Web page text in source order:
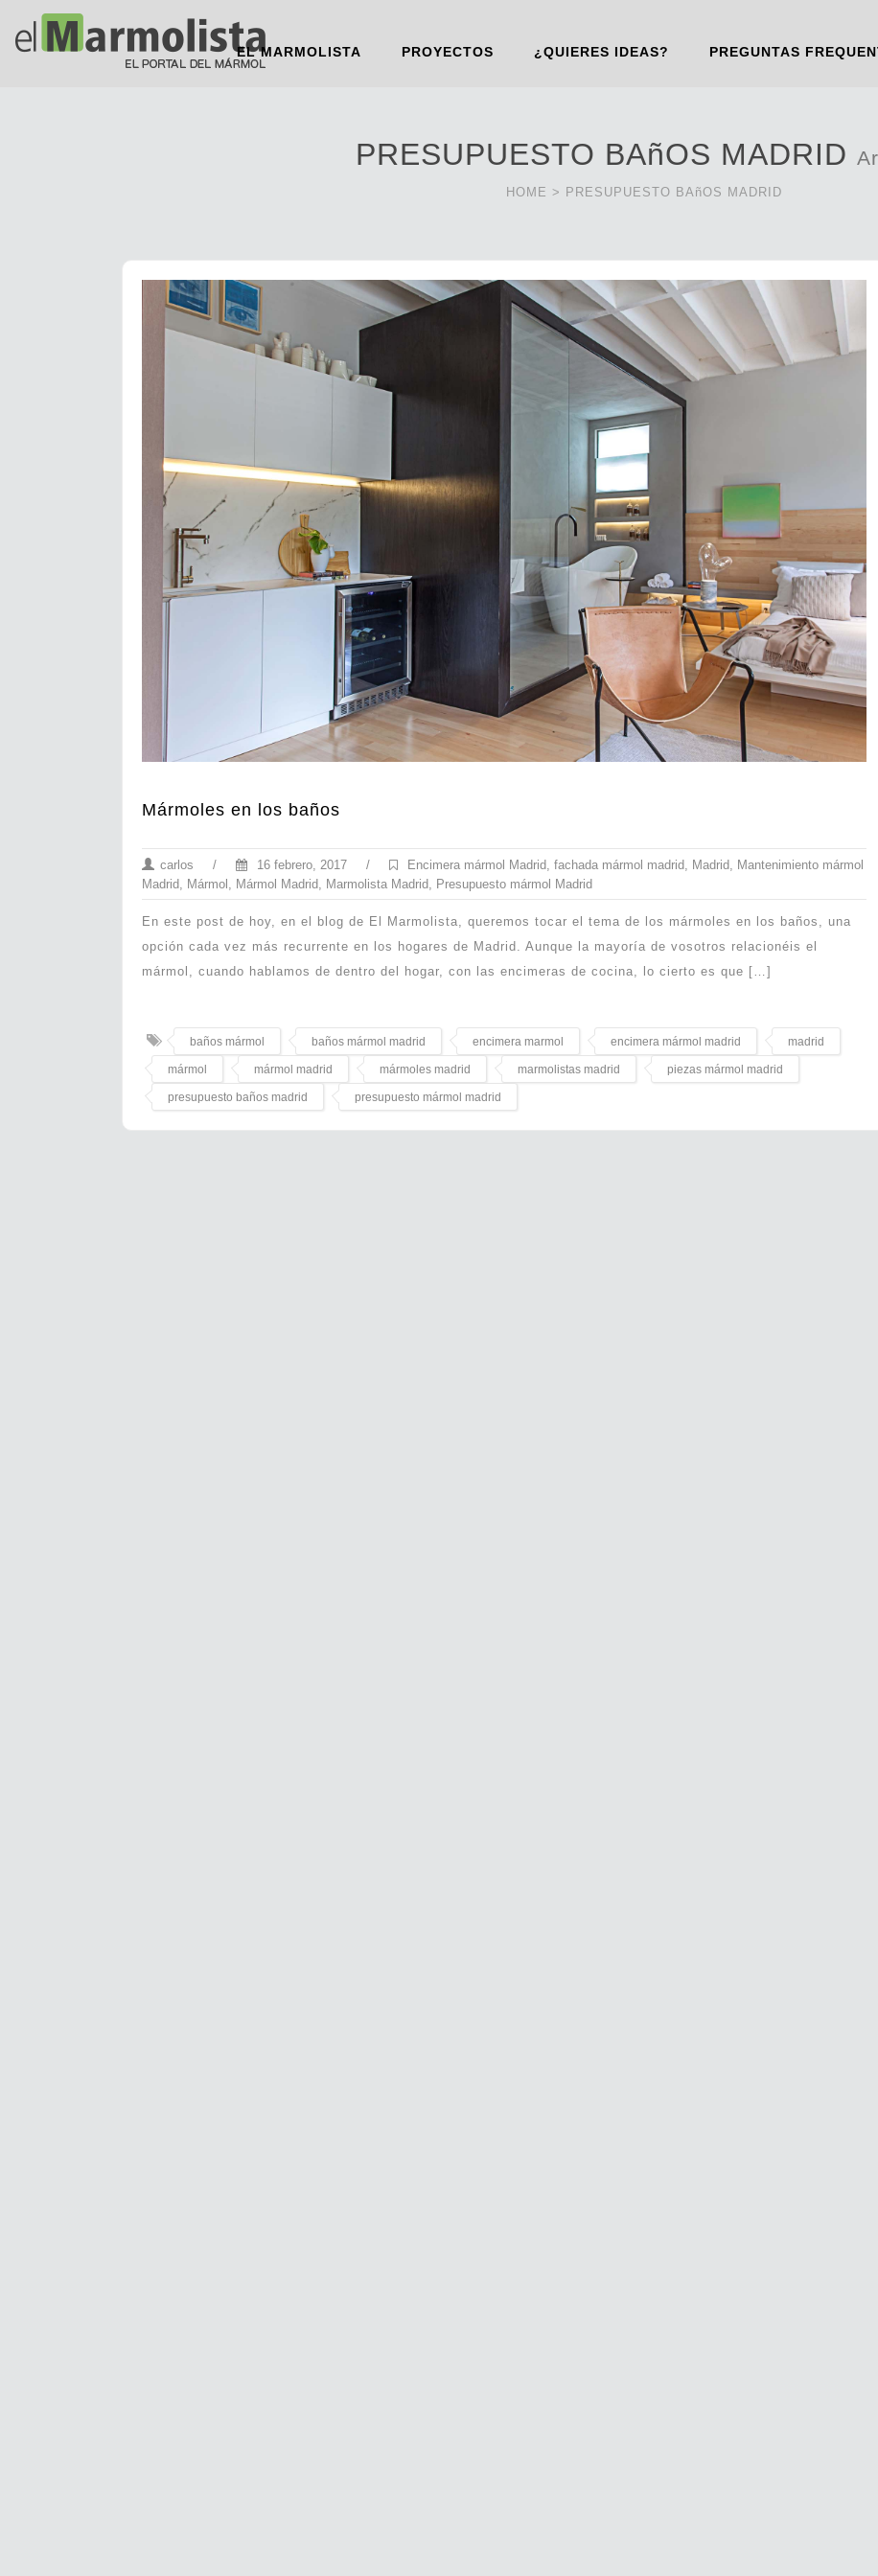
EL MARMOLISTA PROYECTOS ¿QUIERES IDEAS? PREGUNTAS
PRESUPUESTO BAñOS MADRID
HOME > PRESUPUESTO BAñOS MADRID
Mármoles en los baños
carlos / 16 febrero, 2017 / Encimera mármol Madrid, fachada mármol madrid, Madrid, Mantenimiento mármol
Madrid, Mármol , Mármol Madrid, Marmolista Madrid, Presupuesto mármol Madrid
En este post de hoy, en el blog de El Marmolista, queremos tocar el tema de los mármoles en los baños, una
opción cada vez más recurrente en los hogares de Madrid. Aunque la mayoría de vosotros relacionéis el
mármol, cuando hablamos de dentro del hogar, con las encimeras de cocina, lo cierto es que […]
baños mármol baños mármol madrid encimera marmol encimera mármol madrid madrid
mármol mármol madrid mármoles madrid marmolistas madrid piezas mármol madrid
presupuesto baños madrid presupuesto mármol madrid